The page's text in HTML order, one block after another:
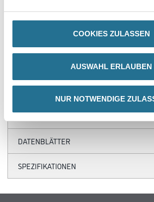
COOKIES ZULASSEN
AUSWAHL ERLAUBEN
NUR NOTWENDIGE
Oberfläche mit genauen Profilkanten sowie
des
Motivs. Gefräste Klebefläche für eine optimale
DATENBLÄTTER
SPEZIFIKATIONEN